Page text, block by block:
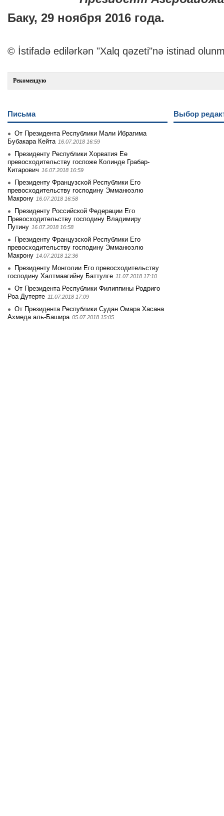
Баку, 29 ноября 2016 года.
© İstifadə edilərkən "Xalq qəzeti"nə istinad
Рекомендую
Письма
От Президента Республики Мали Ибрагима
Бубакара Кейта 16.07.2018 16:59
Президенту Республики Хорватия Ее
превосходительству госпоже Колинде Грабар-
Китарович 16.07.2018 16:59
Президенту Французской Республики Его
превосходительству господину Эмманюэлю
Макрону 16.07.2018 16:58
Президенту Российской Федерации Его
Превосходительству господину Владимиру
Путину 16.07.2018 16:58
Президенту Французской Республики Его
превосходительству господину Эмманюэлю
Макрону 14.07.2018 12:36
Президенту Монголии Его превосходительству
господину Халтмаагийну Баттулге 11.07.2018 17:10
От Президента Республики Филиппины Родриго
Роа Дутерте 11.07.2018 17:09
От Президента Республики Судан Омара Хасана
Ахмеда аль-Башира 05.07.2018 15:05
Выбор